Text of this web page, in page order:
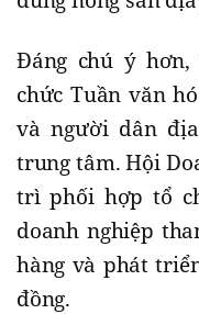
Đáng chú ý
chức Tuần văn
và người dân
trung tâm. Hội
trì phối hợp tổ
doanh nghiệp
hàng và phát
đồng.